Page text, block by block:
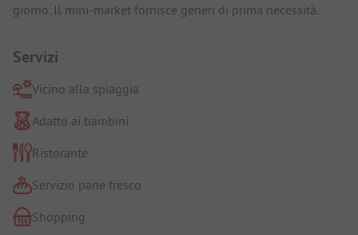
giorno. Il mini-market fornisce generi di prima necessità.
Servizi
Vicino alla spiaggia
Adatto ai bambini
Ristorante
Servizio pane fresco
Shopping